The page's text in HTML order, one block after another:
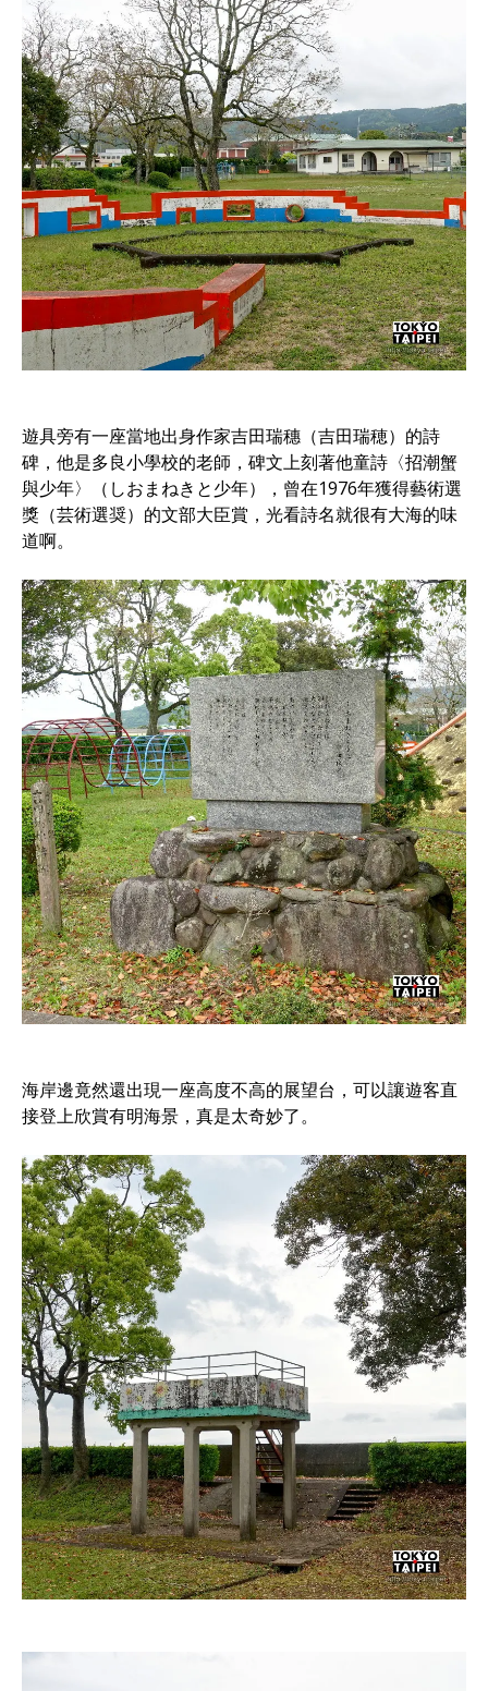
遊具旁有一座當地出身作家吉田瑞穗（吉田瑞穂）的詩
碑，他是多良小學校的老師，碑文上刻著他童詩〈招潮蟹
與少年〉（しおまねきと少年），曾在1976年獲得藝術選
獎（芸術選奨）的文部大臣賞，光看詩名就很有大海的味
道啊。
海岸邊竟然還出現一座高度不高的展望台，可以讓遊客直
接登上欣賞有明海景，真是太奇妙了。